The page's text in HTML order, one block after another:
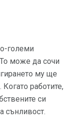
големи
може да сочи
му ще
работите,
си
сънливост.